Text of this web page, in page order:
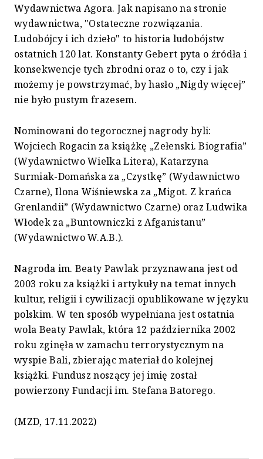
Wydawnictwa Agora. Jak napisano na stronie
wydawnictwa, "Ostateczne rozwiązania.
Ludobójcy i ich dzieło" to historia ludobójstw
ostatnich 120 lat. Konstanty Gebert pyta o źródła i
konsekwencje tych zbrodni oraz o to, czy i jak
możemy je powstrzymać, by hasło „Nigdy więcej”
nie było pustym frazesem.
Nominowani do tegorocznej nagrody byli:
Wojciech Rogacin za książkę „Zełenski. Biografia”
(Wydawnictwo Wielka Litera), Katarzyna
Surmiak-Domańska za „Czystkę” (Wydawnictwo
Czarne), Ilona Wiśniewska za „Migot. Z krańca
Grenlandii” (Wydawnictwo Czarne) oraz Ludwika
Włodek za „Buntowniczki z Afganistanu”
(Wydawnictwo W.A.B.).
Nagroda im. Beaty Pawlak przyznawana jest od
2003 roku za książki i artykuły na temat innych
kultur, religii i cywilizacji opublikowane w języku
polskim. W ten sposób wypełniana jest ostatnia
wola Beaty Pawlak, która 12 października 2002
roku zginęła w zamachu terrorystycznym na
wyspie Bali, zbierając materiał do kolejnej
książki. Fundusz noszący jej imię został
powierzony Fundacji im. Stefana Batorego.
(MZD, 17.11.2022)